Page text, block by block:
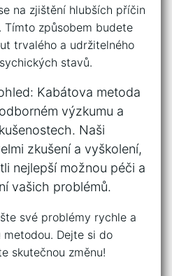
na⁤ zjištění hlubších příčin
​Tímto způsobem budete
trvalého a udržitelného
⁤stavů.
Kabátova‍ metoda
výzkumu ⁣a
Naši
⁤zkušení a vyškolení,
nejlepší možnou péči a
vašich problémů.
své problémy rychle a
Dejte si do
skutečnou změnu!